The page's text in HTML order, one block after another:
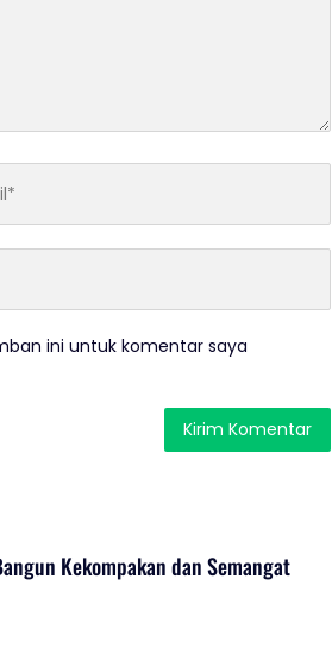
ini untuk komentar saya
Kekompakan dan Semangat